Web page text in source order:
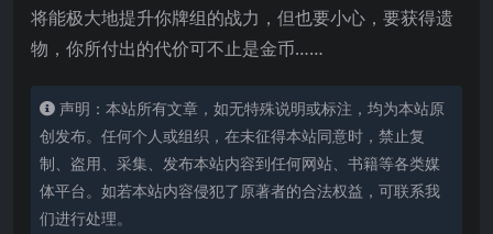
将能极大地提升你牌组的战力，但也要小心，要获得遗
物，你所付出的代价可不止是金币……
声明：本站所有文章，如无特殊说明或标注，均为本站原
创发布。任何个人或组织，在未征得本站同意时，禁止复
制、盗用、采集、发布本站内容到任何网站、书籍等各类媒
体平台。如若本站内容侵犯了原著者的合法权益，可联系我
们进行处理。